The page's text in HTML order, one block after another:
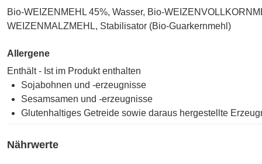
Bio-WEIZENMEHL 45%, Wasser, Bio-
WEIZENMALZMEHL, Stabilisator (Bio-Guarkernmehl)
Allergene
Enthält - Ist im Produkt enthalten
Sojabohnen und -erzeugnisse
Sesamsamen und -erzeugnisse
Glutenhaltiges Getreide sowie daraus hergestellte
Nährwerte